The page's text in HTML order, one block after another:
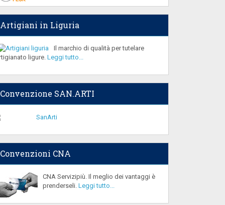
Artigiani in Liguria
Il marchio di qualità per tutelare
ligure.Leggi tutto...
Convenzione SAN.ARTI
Convenzioni CNA
CNA Servizipiù. Il meglio dei vantaggi è
prenderseli.Leggi tutto...